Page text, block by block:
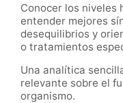
Conocer los niveles
entender mejores
desequilibrios y
o tratamientos
Una analítica
relevante sobre el
organismo.